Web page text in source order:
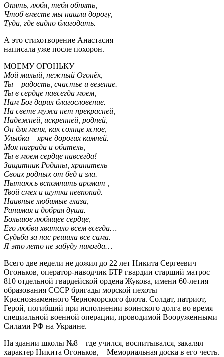
Опять, любя, тебя обнять,
Чтоб вместе мы нашли дорогу,
Туда, где видно благодать.
А это стихотворение Анастасия
написала уже после похорон.
МОЕМУ ОГОНЬКУ
Мой милый, нежный Огонёк,
Ты – радость, счастье и везение.
Ты в сердце навсегда моем,
Нам Бог дарил благословение.
На свете мужа нет прекрасней,
Надежней, искренней, родней,
Он для меня, как солнце ясное,
Улыбка – ярче дорогих камней.
Моя награда и обитель,
Ты в моем сердце навсегда!
Защитник Родины, хранитель –
Своих родных от бед и зла.
Пытаюсь вспомнить аромат ,
Твой смех и шутки невпопад.
Наивные любимые глаза,
Ранимая и добрая душа.
Большое любящее сердце,
Его любви хватало всем всегда…
Судьба за нас решила все сама.
Я это лето не забуду никогда…
Всего две недели не дожил до 22 лет Никита Сергеевич
Огоньков, оператор-наводчик БТР гвардии старший матрос
810 отдельной гвардейской ордена Жукова, имени 60-летия
образования СССР бригады морской пехоты
Краснознаменного Черноморского флота. Солдат, патриот,
Герой, погибший при исполнении воинского долга во время
специальной военной операции, проводимой Вооруженными
Силами РФ на Украине.
На здании школы №8 – где учился, воспитывался, закалял
характер Никита Огоньков, – Мемориальная доска в его честь.